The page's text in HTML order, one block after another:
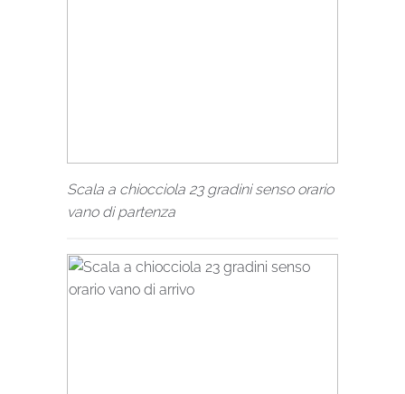
Scala a chiocciola 23 gradini senso orario
vano di partenza